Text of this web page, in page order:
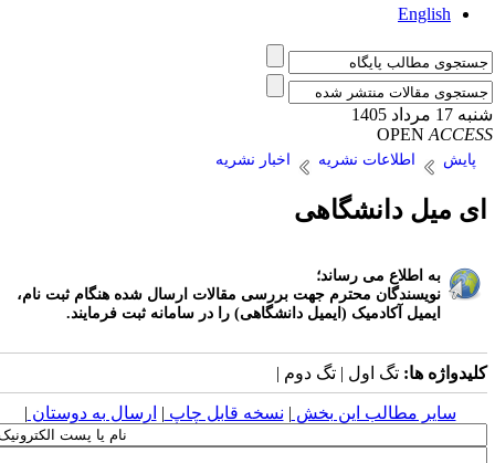
English
مرداد 1405
OPEN
پایش اطلاعات نشریه اخبار نشریه
میل دانشگاهی
به اطلاع می رساند؛
نویسندگان محترم جهت بررسی مقالات ارسال شده هنگام ثبت نام،
ایمیل آکادمیک (ایمیل دانشگاهی) را در سامانه ثبت فرمایند.
ها:تگ اول | تگ دوم |
سایر مطالب این بخش | نسخه قابل چاپ| ارسال به دوستان|